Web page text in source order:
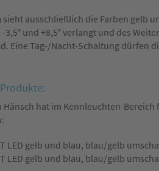
sieht ausschließlich die Farben gelb
3,5° und +8,5° verlangt und des
Eine Tag-/Nacht-Schaltung dürfen
Hänsch hat im Kennleuchten-
LED gelb und blau, blau/gelb
LED gelb und blau, blau/gelb